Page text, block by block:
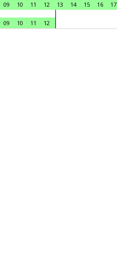
09 10 11 12 13 14 15 16 17
09 10 11 12